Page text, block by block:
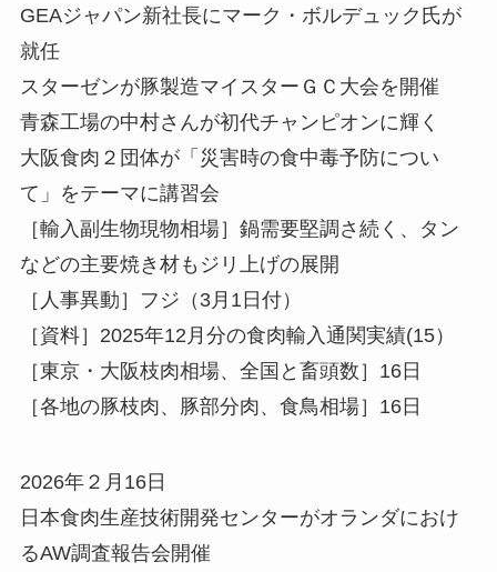
GEAジャパン新社長にマーク・ボルデュック氏が
就任
スターゼンが豚製造マイスターＧＣ大会を開催
青森工場の中村さんが初代チャンピオンに輝く
大阪食肉２団体が「災害時の食中毒予防につい
て」をテーマに講習会
［輸入副生物現物相場］鍋需要堅調さ続く、タン
などの主要焼き材もジリ上げの展開
［人事異動］フジ（3月1日付）
［資料］2025年12月分の食肉輸入通関実績(15）
［東京・大阪枝肉相場、全国と畜頭数］16日
［各地の豚枝肉、豚部分肉、食鳥相場］16日
2026年２月16日
日本食肉生産技術開発センターがオランダにおけ
るAW調査報告会開催